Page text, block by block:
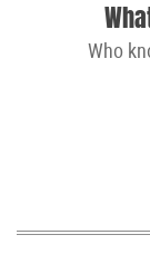
Who